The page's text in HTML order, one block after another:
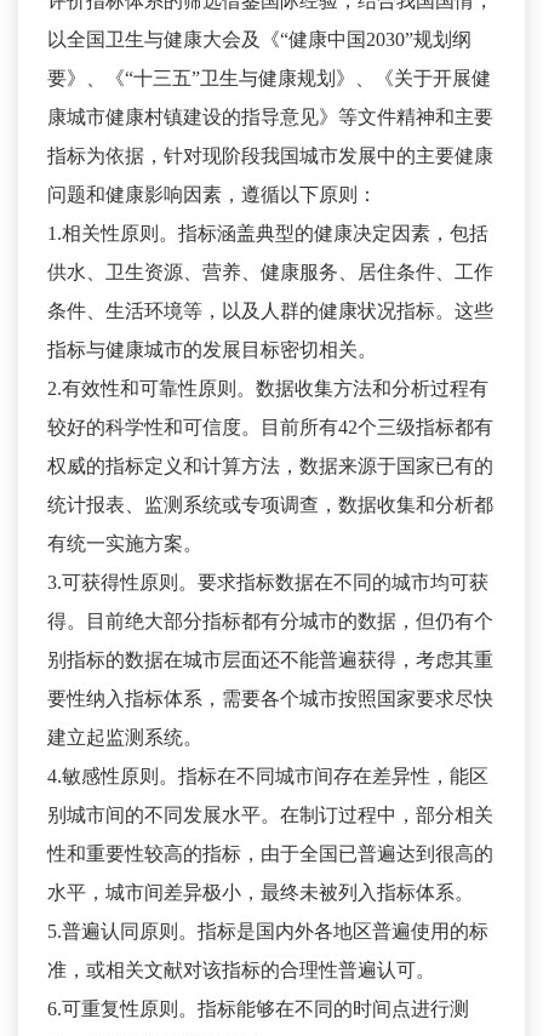
以全国卫生与健康大会及《“健康中国2030”规划纲
要》、《“十三五”卫生与健康规划》、《关于开展健
康城市健康村镇建设的指导意见》等文件精神和主要
指标为依据，针对现阶段我国城市发展中的主要健康
问题和健康影响因素，遵循以下原则：
1.相关性原则。指标涵盖典型的健康决定因素，包括
供水、卫生资源、营养、健康服务、居住条件、工作
条件、生活环境等，以及人群的健康状况指标。这些
指标与健康城市的发展目标密切相关。
2.有效性和可靠性原则。数据收集方法和分析过程有
较好的科学性和可信度。目前所有42个三级指标都有
权威的指标定义和计算方法，数据来源于国家已有的
统计报表、监测系统或专项调查，数据收集和分析都
有统一实施方案。
3.可获得性原则。要求指标数据在不同的城市均可获
得。目前绝大部分指标都有分城市的数据，但仍有个
别指标的数据在城市层面还不能普遍获得，考虑其重
要性纳入指标体系，需要各个城市按照国家要求尽快
建立起监测系统。
4.敏感性原则。指标在不同城市间存在差异性，能区
别城市间的不同发展水平。在制订过程中，部分相关
性和重要性较高的指标，由于全国已普遍达到很高的
水平，城市间差异极小，最终未被列入指标体系。
5.普遍认同原则。指标是国内外各地区普遍使用的标
准，或相关文献对该指标的合理性普遍认可。
6.可重复性原则。指标能够在不同的时间点进行测